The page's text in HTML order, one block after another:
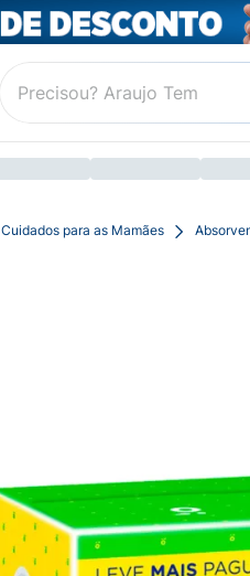
Cuidados para as Mamães